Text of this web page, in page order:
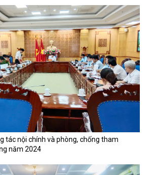
tác nội chính và phòng, chống tham
năm 2024